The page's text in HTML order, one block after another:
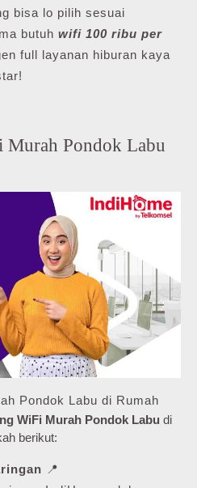
bisa lo pilih sesuai
butuh wifi 100 ribu per
full layanan hiburan kaya
Murah Pondok Labu
Pondok Labu di Rumah
WiFi Murah Pondok Labu di
berikut:
📍